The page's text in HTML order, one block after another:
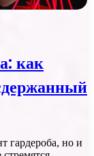
как
гардероба, но и